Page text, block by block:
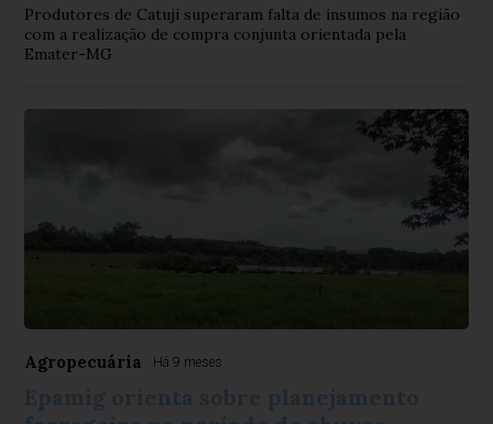
Produtores de Catuji superaram falta de insumos na região
com a realização de compra conjunta orientada pela
Emater-MG
Agropecuária Há 9 meses